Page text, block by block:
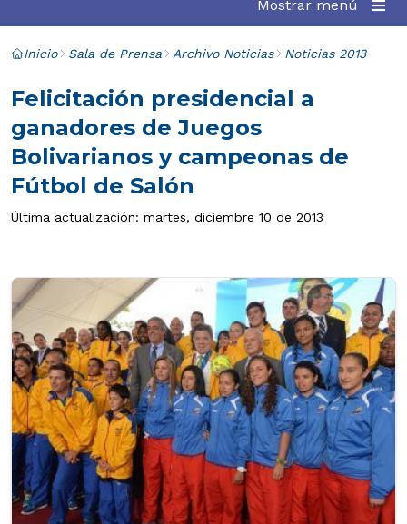
Mostrar menú
Inicio Sala de Prensa Archivo Noticias Noticias 2013
Felicitación presidencial a
ganadores de Juegos
Bolivarianos y campeonas de
Fútbol de Salón
Última actualización: martes, diciembre 10 de 2013